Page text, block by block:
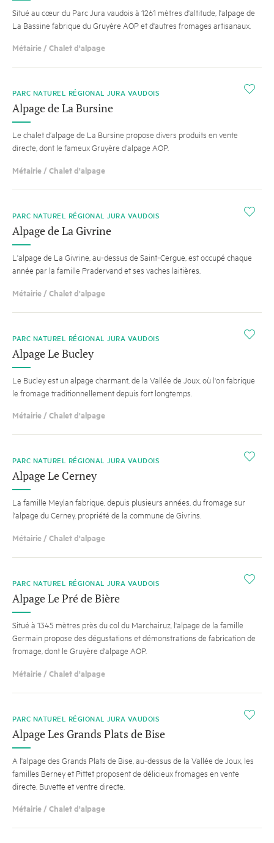
Situé au cœur du Parc Jura vaudois à 1261 mètres d'altitude, l'alpage de
La Bassine fabrique du Gruyère AOP et d'autres fromages artisanaux.
Métairie / Chalet d'alpage
i
PARC NATUREL RÉGIONAL JURA VAUDOIS
Alpage de La Bursine
Le chalet d’alpage de La Bursine propose divers produits en vente
directe, dont le fameux Gruyère d’alpage AOP.
Métairie / Chalet d'alpage
i
PARC NATUREL RÉGIONAL JURA VAUDOIS
Alpage de La Givrine
L'alpage de La Givrine, au-dessus de Saint-Cergue, est occupé chaque
année par la famille Pradervand et ses vaches laitières.
Métairie / Chalet d'alpage
i
PARC NATUREL RÉGIONAL JURA VAUDOIS
Alpage Le Bucley
Le Bucley est un alpage charmant, de la Vallée de Joux, où l'on fabrique
le fromage traditionnellement depuis fort longtemps.
Métairie / Chalet d'alpage
i
PARC NATUREL RÉGIONAL JURA VAUDOIS
Alpage Le Cerney
La famille Meylan fabrique, depuis plusieurs années, du fromage sur
l'alpage du Cerney, propriété de la commune de Givrins.
Métairie / Chalet d'alpage
i
PARC NATUREL RÉGIONAL JURA VAUDOIS
Alpage Le Pré de Bière
Situé à 1345 mètres près du col du Marchairuz, l'alpage de la famille
Germain propose des dégustations et démonstrations de fabrication de
fromage, dont le Gruyère d'alpage AOP.
Métairie / Chalet d'alpage
i
PARC NATUREL RÉGIONAL JURA VAUDOIS
Alpage Les Grands Plats de Bise
A l'alpage des Grands Plats de Bise, au-dessus de la Vallée de Joux, les
familles Berney et Pittet proposent de délicieux fromages en vente
directe. Buvette et ventre directe.
Métairie / Chalet d'alpage